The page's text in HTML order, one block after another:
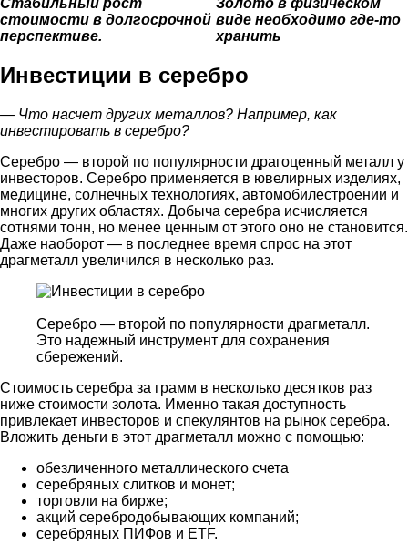
стоимости в долгосрочной
перспективе.
виде необходимо где-то
хранить
Инвестиции в серебро
— Что насчет других металлов? Например, как
инвестировать в серебро?
Серебро — второй по популярности драгоценный металл у
инвесторов. Серебро применяется в ювелирных изделиях,
медицине, солнечных технологиях, автомобилестроении и
многих других областях. Добыча серебра исчисляется
сотнями тонн, но менее ценным от этого оно не становится.
Даже наоборот — в последнее время спрос на этот
драгметалл увеличился в несколько раз.
Серебро — второй по популярности драгметалл.
Это надежный инструмент для сохранения
сбережений.
Стоимость серебра за грамм в несколько десятков раз
ниже стоимости золота. Именно такая доступность
привлекает инвесторов и спекулянтов на рынок серебра.
Вложить деньги в этот драгметалл можно с помощью:
обезличенного металлического счета
серебряных слитков и монет;
торговли на бирже;
акций серебродобывающих компаний;
серебряных ПИФов и ETF.